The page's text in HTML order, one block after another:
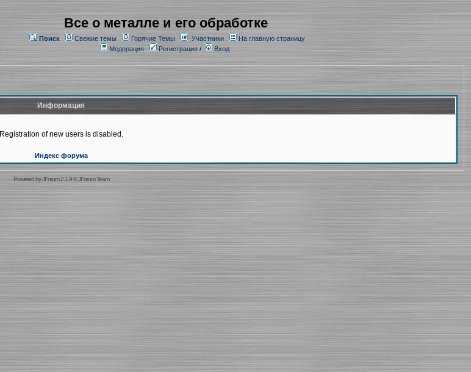
Все о металле и его обработке
Поиск Свежие темы Горячие Темы Участники
На главную страницу
Модерация
Регистрация/ Вход
Информация
Registration of new users is disabled.
Индекс форума
Powered byJForum 2.1.9©JForum Team